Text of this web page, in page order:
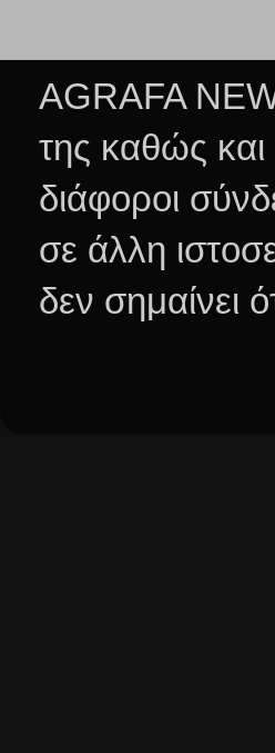
AGRAFA
της καθώς και
διάφοροι
σε άλλη
δεν σημαίνει